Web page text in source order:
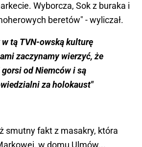
Wyborcza, Sok z buraka i
beretów" - wyliczał.
w tą TVN-owską kulturę
zaczynamy wierzyć, że
od Niemców i są
za holokaust"
smutny fakt z masakry, która
w domu Ulmów...